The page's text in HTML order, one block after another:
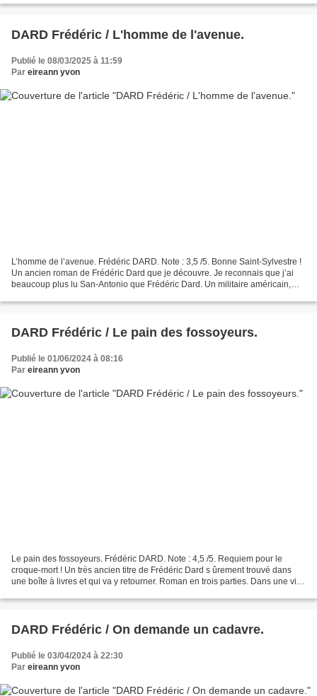
DARD Frédéric / L'homme de l'avenue.
Publié le 08/03/2025 à 11:59
Par eireann yvon
L’homme de l’avenue. Frédéric DARD. Note : 3,5 /5. Bonne Saint-Sylvestre !
Un ancien roman de Frédéric Dard que je découvre. Je reconnais que j’ai
beaucoup plus lu San-Antonio que Frédéric Dard. Un militaire américain,
DARD Frédéric / Le pain des fossoyeurs.
Publié le 01/06/2024 à 08:16
Par eireann yvon
Le pain des fossoyeurs. Frédéric DARD. Note : 4,5 /5. Requiem pour le
croque-mort ! Un très ancien titre de Frédéric Dard s ûrement trouvé dans
une boîte à livres et qui va y retourner. Roman en trois parties. Dans une ville
DARD Frédéric / On demande un cadavre.
Publié le 03/04/2024 à 22:30
Par eireann yvon